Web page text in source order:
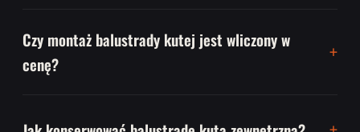
Czy montaż balustrady kutej jest wliczony w
cenę?